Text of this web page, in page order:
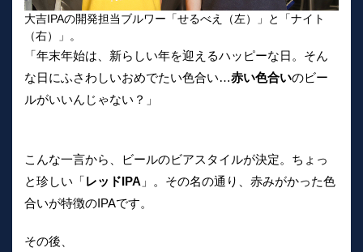
大吉IPAの開発担当ブルワー「せるべえ（左）」と「ナイト
（右）」。
「年末年始は、新らしい年を迎えるハッピーな日。そん
な日にふさわしいおめでたい色合い…赤い色合いのビー
ルがいいんじゃない？」
こんな一言から、ビールのビアスタイルが決定。ちょっ
と珍しい「レッドIPA 」。その名の通り、赤みがかった色
合いが特徴のIPAです。
その後、